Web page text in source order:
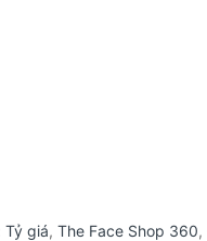
Tỷ giá, The Face Shop 360,